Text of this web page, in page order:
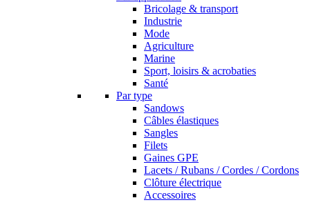
Bricolage & transport
Industrie
Mode
Agriculture
Marine
Sport, loisirs & acrobaties
Santé
Par type
Sandows
Câbles élastiques
Sangles
Filets
Gaines GPE
Lacets / Rubans / Cordes / Cordons
Clôture électrique
Accessoires